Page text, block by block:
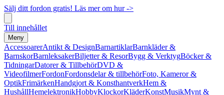
Sälj ditt fordon gratis! Läs mer om hur ->
Till innehållet
Meny
AccessoarerAntikt & DesignBarnartiklarBarnkläder &
BarnskorBarnleksakerBiljetter & ResorBygg & VerktygBöcker &
TidningarDatorer & TillbehörDVD &
VideofilmerFordonFordonsdelar & tillbehörFoto, Kameror &
OptikFrimärkenHandgjort & KonsthantverkHem &
HushållHemelektronikHobbyKlockorKläderKonstMusikMynt &